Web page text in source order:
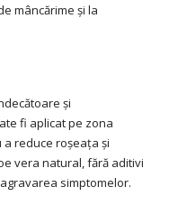
mâncărime și la
și
fi aplicat pe zona
reduce roșeața și
vera natural, fără aditivi
simptomelor.